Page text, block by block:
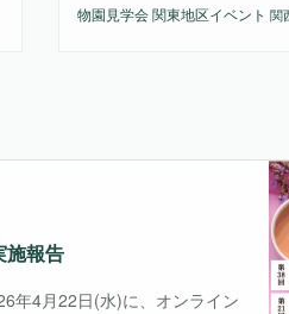
物園見学会関東地区イベント 関
施報告
年4月22日(水)に、オンライン